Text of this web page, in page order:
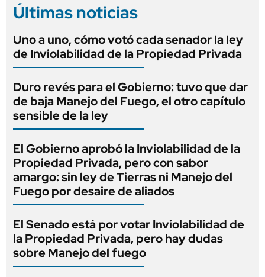
Últimas noticias
Uno a uno, cómo votó cada senador la ley
de Inviolabilidad de la Propiedad Privada
Duro revés para el Gobierno: tuvo que dar
de baja Manejo del Fuego, el otro capítulo
sensible de la ley
El Gobierno aprobó la Inviolabilidad de la
Propiedad Privada, pero con sabor
amargo: sin ley de Tierras ni Manejo del
Fuego por desaire de aliados
El Senado está por votar Inviolabilidad de
la Propiedad Privada, pero hay dudas
sobre Manejo del fuego